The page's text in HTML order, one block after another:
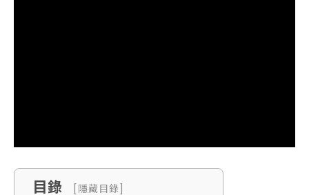
目錄 [隱藏目錄]